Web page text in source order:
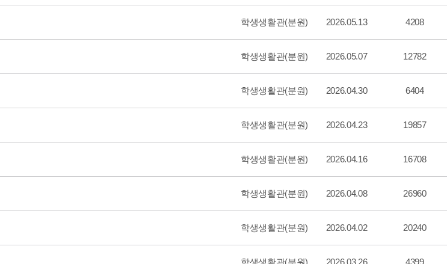
학생생활관(분원) 2026.05.13 4208
학생생활관(분원) 2026.05.07 12782
학생생활관(분원) 2026.04.30 6404
학생생활관(분원) 2026.04.23 19857
학생생활관(분원) 2026.04.16 16708
학생생활관(분원) 2026.04.08 26960
학생생활관(분원) 2026.04.02 20240
학생생활관(분원) 2026.03.26 4399